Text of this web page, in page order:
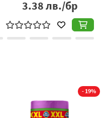
3.38лв./бр
- 19%